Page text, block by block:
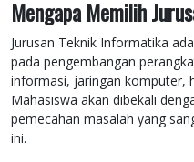
Mengapa Memilih
Jurusan Teknik Informatika
pada pengembangan
informasi, jaringan komputer,
Mahasiswa akan dibekali
pemecahan masalah yang
ini.